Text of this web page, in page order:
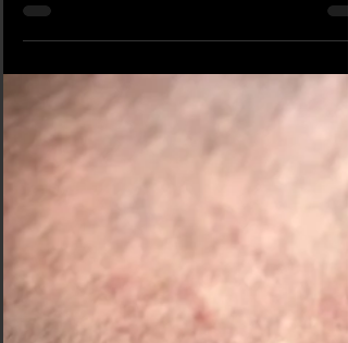
également connu sous le nom de...